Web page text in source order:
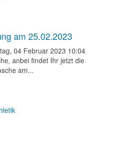
am 25.02.2023
04 Februar 2023 10:04
anbei findet Ihr jetzt die
am...